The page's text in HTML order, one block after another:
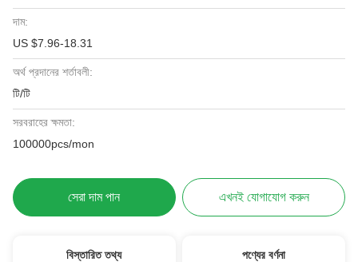
দাম:
US $7.96-18.31
অর্থ প্রদানের শর্তাবলী:
টি/টি
সরবরাহের ক্ষমতা:
100000pcs/mon
সেরা দাম পান এখনই যোগাযোগ করুন
বিস্তারিত তথ্য পণ্যের বর্ণনা